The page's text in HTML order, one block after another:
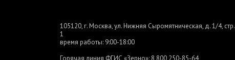
105120, г. Москва, ул. Нижняя Сыромятническая, д. 1/4, стр.
1
время работы: 9:00-18:00